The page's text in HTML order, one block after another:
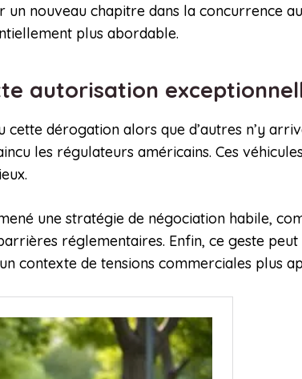
nouveau chapitre dans la concurrence
plus abordable.
autorisation
dérogation alors que d’autres n’y
les régulateurs américains. Ces
une stratégie de négociation habile,
réglementaires. Enfin, ce geste
contexte de tensions commerciales plus